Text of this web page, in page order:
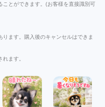
ことができます。(お客様を直接識別可
ます。購入後のキャンセルはできま
ます。